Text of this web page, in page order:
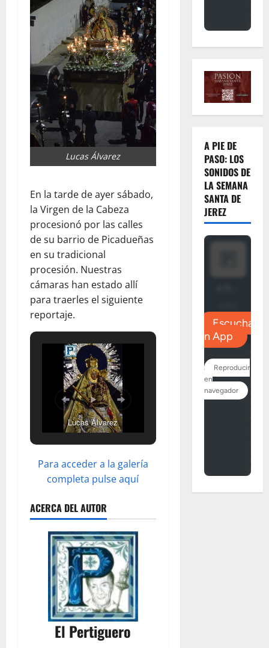
Lucas Álvarez
En la tarde de ayer sábado,
la Virgen de la Cabeza
procesionó por las calles
de su barrio de Picadueñas
en su tradicional
procesión. Nuestras
cámaras han estado allí
para traerles el siguiente
reportaje.
Lucas Álvarez
Para acceder a la galería
completa pulse aquí
ACERCA DEL AUTOR
El Pertiguero
A PIE DE
PASO: LOS
SONIDOS DE
LA SEMANA
SANTA DE
JEREZ